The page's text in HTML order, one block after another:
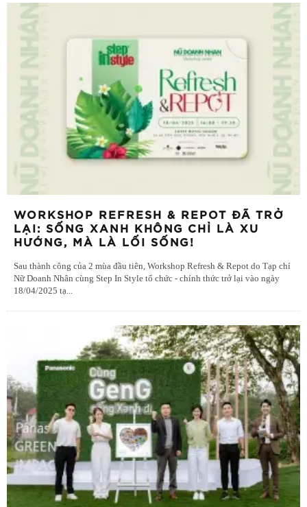
WORKSHOP REFRESH & REPOT ĐÃ TRỞ
LẠI: SỐNG XANH KHÔNG CHỈ LÀ XU
HƯỚNG, MÀ LÀ LỐI SỐNG!
Sau thành công của 2 mùa đầu tiên, Workshop Refresh & Repot do Tạp chí
Nữ Doanh Nhân cùng Step In Style tổ chức - chính thức trở lại vào ngày
18/04/2025 tạ...